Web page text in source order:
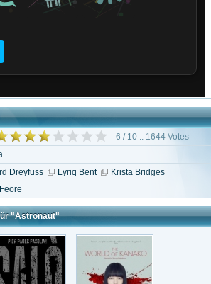
6 / 10 :: 1644 Votes
Dreyfuss Lyriq Bent
Krista Bridges
"Astronaut"